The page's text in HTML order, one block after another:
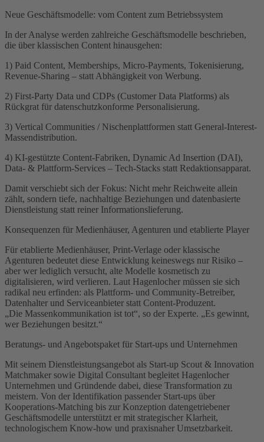
Neue Geschäftsmodelle: vom Content zum Betriebssystem
In der Analyse werden zahlreiche Geschäftsmodelle beschrieben,
die über klassischen Content hinausgehen:
1) Paid Content, Memberships, Micro-Payments, Tokenisierung,
Revenue-Sharing – statt Abhängigkeit von Werbung.
2) First-Party Data und CDPs (Customer Data Platforms) als
Rückgrat für datenschutzkonforme Personalisierung.
3) Vertical Communities / Nischenplattformen statt General-Interest-
Massendistribution.
4) KI-gestützte Content-Fabriken, Dynamic Ad Insertion (DAI),
Data- & Plattform-Services – Tech-Stacks statt Redaktionsapparat.
Damit verschiebt sich der Fokus: Nicht mehr Reichweite allein
zählt, sondern tiefe, nachhaltige Beziehungen und datenbasierte
Dienstleistung statt reiner Informationslieferung.
Konsequenzen für Medienhäuser, Agenturen und etablierte Player
Für etablierte Medienhäuser, Print-Verlage oder klassische
Agenturen bedeutet diese Entwicklung keineswegs nur Risiko –
aber wer lediglich versucht, alte Modelle kosmetisch zu
digitalisieren, wird verlieren. Laut Hagenlocher müssen sie sich
radikal neu erfinden: als Plattform- und Community-Betreiber,
Datenhalter und Serviceanbieter statt Content-Produzent.
„Die Massenkommunikation ist tot“, so der Experte. „Es gewinnt,
wer Beziehungen besitzt.“
Beratungs- und Angebotspaket für Start-ups und Unternehmen
Mit seinem Dienstleistungsangebot als Start-up Scout & Innovation
Matchmaker sowie Digital Consultant begleitet Hagenlocher
Unternehmen und Gründende dabei, diese Transformation zu
meistern. Von der Identifikation passender Start-ups über
Kooperations-Matching bis zur Konzeption datengetriebener
Geschäftsmodelle unterstützt er mit strategischer Klarheit,
technologischem Know-how und praxisnaher Umsetzbarkeit.